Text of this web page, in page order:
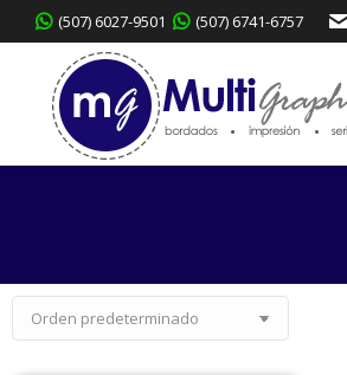
(507) 6027-9501 (507) 6741-6757